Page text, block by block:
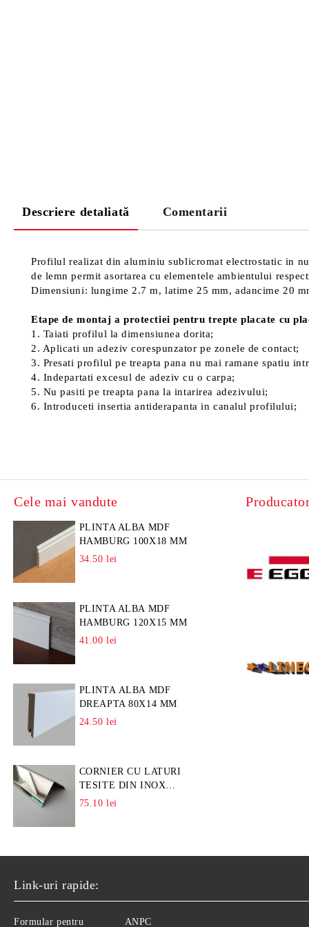
Descriere detaliată Comentarii
Profilul realizat din aluminiu sublicromat electrostatic in
de lemn permit asortarea cu elementele ambientului
Dimensiuni: lungime 2.7 m, latime 25 mm, adancime 20
Etape de montaj a protectiei pentru trepte placate cu
1. Taiati profilul la dimensiunea dorita;
2. Aplicati un adeziv corespunzator pe zonele de contact;
3. Presati profilul pe treapta pana nu mai ramane spatiu
4. Indepartati excesul de adeziv cu o carpa;
5. Nu pasiti pe treapta pana la intarirea adezivului;
6. Introduceti insertia antiderapanta in canalul profilului;
Cele mai vandute
PLINTA ALBA MDF
HAMBURG 100X18 MM
34.50 lei
PLINTA ALBA MDF
HAMBURG 120X15 MM
41.00 lei
PLINTA ALBA MDF
DREAPTA 80X14 MM
24.50 lei
CORNIER CU LATURI
TESITE DIN INOX
L=A=25MM
75.10 lei
Link-uri rapide:
Formular pentru ANPC